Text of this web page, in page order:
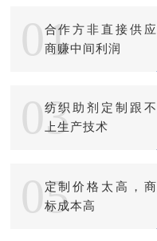
01
合作方非直接供应
商赚中间利润
03
纺织助剂定制跟不
上生产技术
05定制价格太高，商
标成本高